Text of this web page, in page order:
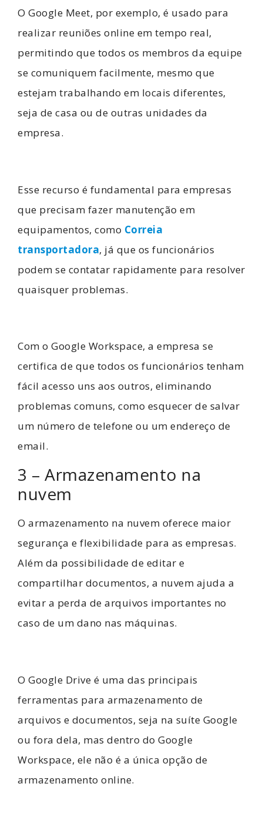
O Google Meet, por exemplo, é usado para
realizar reuniões online em tempo real,
permitindo que todos os membros da equipe
se comuniquem facilmente, mesmo que
estejam trabalhando em locais diferentes,
seja de casa ou de outras unidades da
empresa.
Esse recurso é fundamental para empresas
que precisam fazer manutenção em
equipamentos, como Correia
transportadora, já que os funcionários
podem se contatar rapidamente para resolver
quaisquer problemas.
Com o Google Workspace, a empresa se
certifica de que todos os funcionários tenham
fácil acesso uns aos outros, eliminando
problemas comuns, como esquecer de salvar
um número de telefone ou um endereço de
email.
3 – Armazenamento na
nuvem
O armazenamento na nuvem oferece maior
segurança e flexibilidade para as empresas.
Além da possibilidade de editar e
compartilhar documentos, a nuvem ajuda a
evitar a perda de arquivos importantes no
caso de um dano nas máquinas.
O Google Drive é uma das principais
ferramentas para armazenamento de
arquivos e documentos, seja na suíte Google
ou fora dela, mas dentro do Google
Workspace, ele não é a única opção de
armazenamento online.